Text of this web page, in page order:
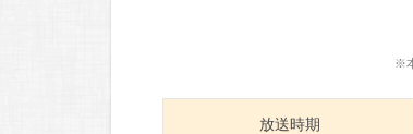
※
放送時期